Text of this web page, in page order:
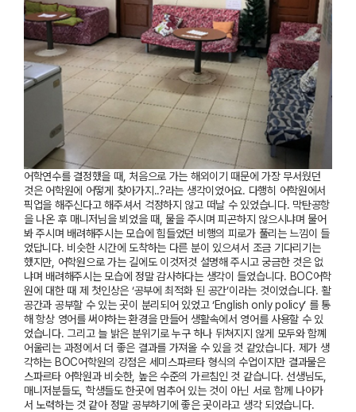
어학연수를 결정했을 때
처음으로 가는 해외이기 때문에 가장 무서웠던
것은 어학원에 어떻게 찾아가지 ..?라는 생각이었어요. 다행히 어학원에서
픽업을 해주신다고 해주셔서 걱정하지 않고 떠날 수 있었습니다. 막탄공항
을 나온 후 매니저님을 뵈었을 때
물을 주시며 피곤하지 않으시냐며 물어
봐 주시며 배려해주시는 모습에 힘들었던 비행의 피로가 풀리는 느낌이 들
었답니다. 비슷한 시간에 도착하는 다른 분이 있으셔서 조금 기다리기는
했지만 어학원으로 가는 길에도 이것저것 설명해 주시고 궁금한 것은 없
냐며 배려해주시는 모습에 정말 감사하다는 생각이 들었습니다. BOC어학
원에 대한 때 제 첫인상은 ‘공부에 최적화 된 공간’이라는 것이었습니다.활
공간과 공부할 수 있는 곳이 분리되어 있었고‘English only policy’ 를 통
해 항상 영어를 써야하는 환경을 만들어 생활속에서 영어를 사용할 수 있
었습니다. 그리고 늘 밝은 분위기로 누구 하나 뒤쳐지지 않게 모두와 함꼐
어울리는 과정에서 더 좋은 결과를 가져올 수 있을 것 같았습니다. 제가 생
각하는 BOC어학원의 강점은 세미스파르타 형식의 수업이지만 결과물은
스파르타 어학원과 비슷한, 높은 수준의 가르침인 것 같습니다. 선생님도
매니저분들도, 학생들도 한곳에 멈추어 있는 것이 아닌 서로 함께 나아가
서 노력하는 것 같아 정말 공부하기에 좋은 곳이라고 생각 되었습니다.